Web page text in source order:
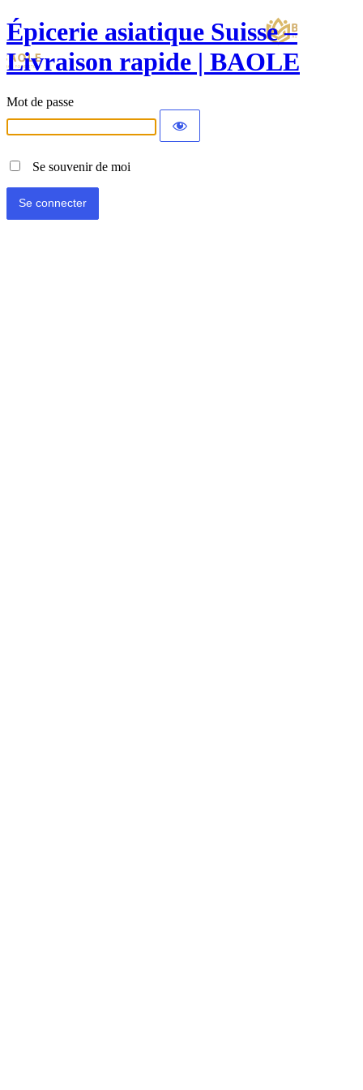
Épicerie asiatique Suisse –
Livraison rapide | BAOLE
Mot de passe
Se souvenir de moi